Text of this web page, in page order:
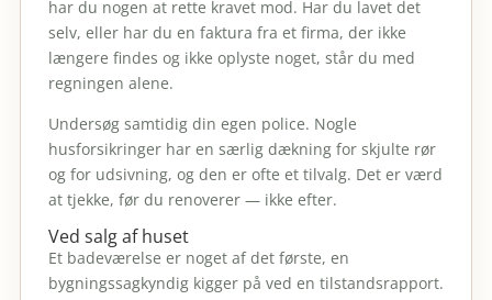
har du nogen at rette kravet mod. Har du lavet det
selv, eller har du en faktura fra et firma, der ikke
længere findes og ikke oplyste noget, står du med
regningen alene.
Undersøg samtidig din egen police. Nogle
husforsikringer har en særlig dækning for skjulte rør
og for udsivning, og den er ofte et tilvalg. Det er værd
at tjekke, før du renoverer — ikke efter.
Ved salg af huset
Et badeværelse er noget af det første, en
bygningssagkyndig kigger på ved en tilstandsrapport.